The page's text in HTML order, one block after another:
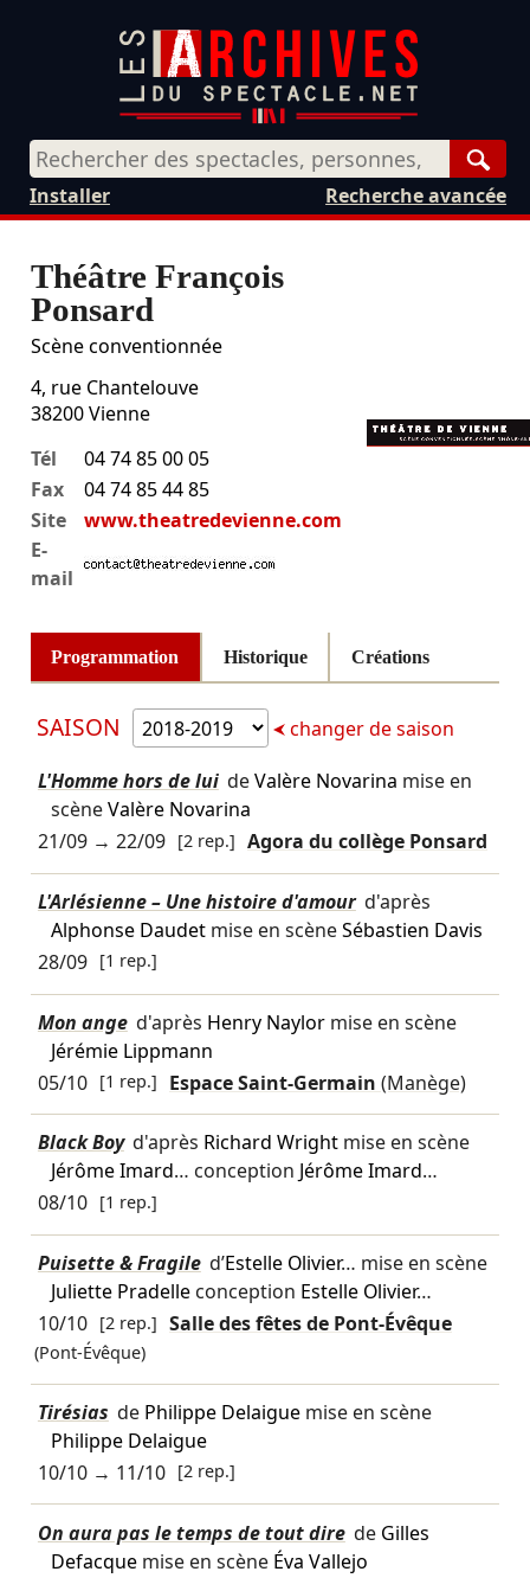
Recherche avancée
Installer
Théâtre François
Ponsard
Scène conventionnée
4, rue Chantelouve
38200 Vienne
Tél
04 74 85 00 05
Fax
04 74 85 44 85
Site
www.theatredevienne.com
E-
mail
Programmation Historique Créations
SAISON changer de saison
L'Homme hors de lui deValère Novarina mise en
scèneValère Novarina
21/09→ 22/09 [2 rep.] Agora du collège Ponsard
L'Arlésienne – Une histoire d'amour d'après
Alphonse Daudetmise en scèneSébastien Davis
28/09 [1 rep.]
Mon ange d'après Henry Naylormise en scène
Jérémie Lippmann
05/10 [1 rep.] Espace Saint-Germain(Manège)
Black Boy d'après Richard Wrightmise en scène
Jérôme Imard… conception Jérôme Imard…
08/10 [1 rep.]
Puisette & Fragile d’Estelle Olivier… mise en scène
Juliette Pradelleconception Estelle Olivier…
10/10 [2 rep.] Salle des fêtes de Pont-Évêque
(Pont-Évêque)
Tirésias de Philippe Delaiguemise en scène
Philippe Delaigue
10/10→ 11/10 [2 rep.]
On aura pas le temps de tout dire de Gilles
Defacquemise en scène Éva Vallejo